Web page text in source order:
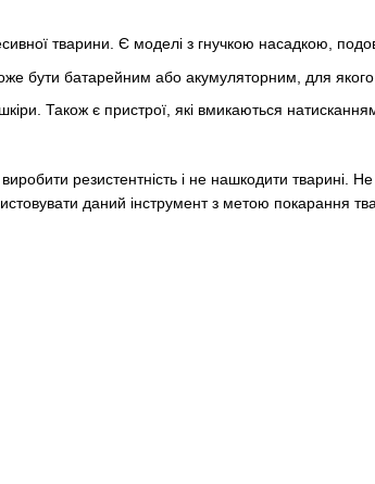
тварини. Є моделі з гнучкою насадкою,
бути батарейним або акумуляторним, для якого
Також є пристрої, які вмикаються
резистентність і не нашкодити тварині.
даний інструмент з метою покарання